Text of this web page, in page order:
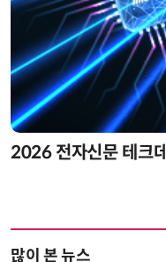
2026 전자신문 테크
많이 본 뉴스